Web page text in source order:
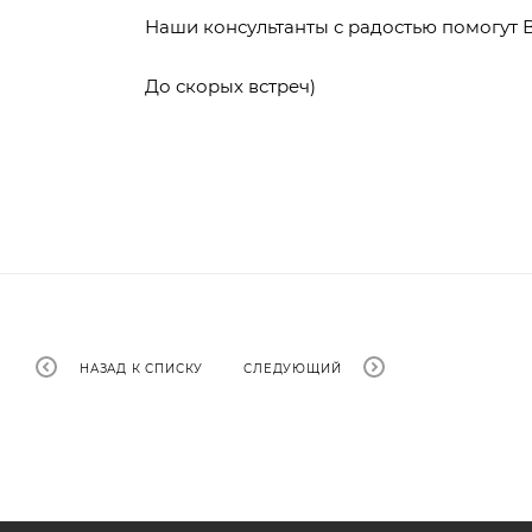
Наши консультанты с радостью помогут
До скорых встреч)
НАЗАД К СПИСКУ СЛЕДУЮЩИЙ